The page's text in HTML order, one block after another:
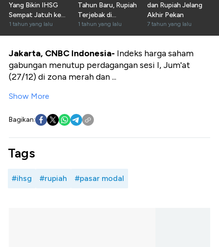
Yang Bikin IHSG
Sempat Jatuh ke
Kisaran 5.900-an
1 tahun yang lalu
Tahun Baru, Rupiah
Terjebak di
Rp16.200-an Per
Dolar AS
1 tahun yang lalu
dan Rupiah Jelang
Akhir Pekan
7 tahun yang lalu
Jakarta, CNBC Indonesia- Indeks harga saham
gabungan menutup perdagangan sesi I, Jum'at
(27/12) di zona merah dan ...
Show More
Bagikan:
Tags
#ihsg #rupiah #pasar modal